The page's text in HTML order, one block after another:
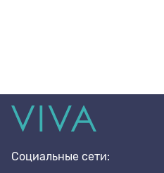
Социальные сети: